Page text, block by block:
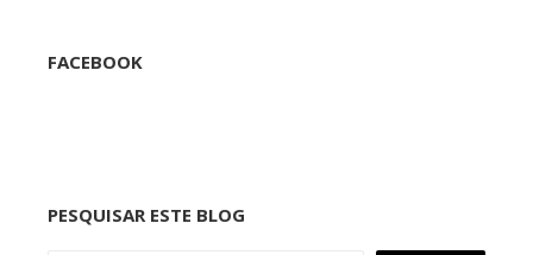
FACEBOOK
PESQUISAR ESTE BLOG